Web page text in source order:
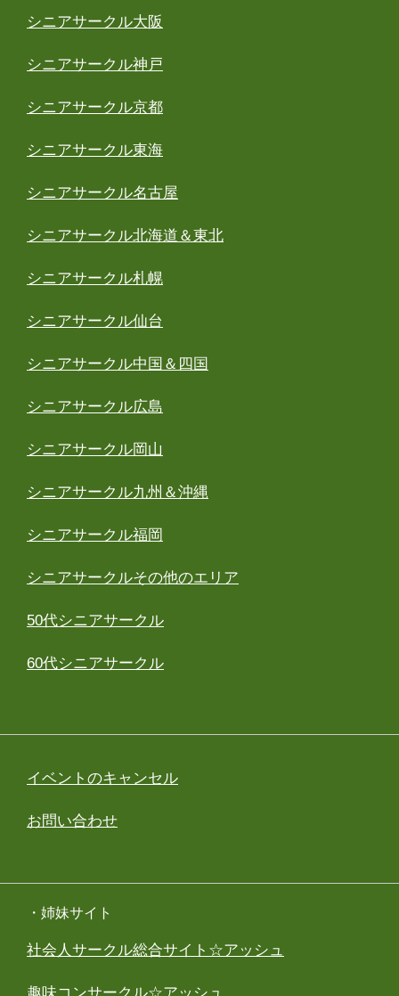
シニアサークル大阪
シニアサークル神戸
シニアサークル京都
シニアサークル東海
シニアサークル名古屋
シニアサークル北海道＆東北
シニアサークル札幌
シニアサークル仙台
シニアサークル中国＆四国
シニアサークル広島
シニアサークル岡山
シニアサークル九州＆沖縄
シニアサークル福岡
シニアサークルその他のエリア
50代シニアサークル
60代シニアサークル
イベントのキャンセル
お問い合わせ
・姉妹サイト
社会人サークル総合サイト☆アッシュ